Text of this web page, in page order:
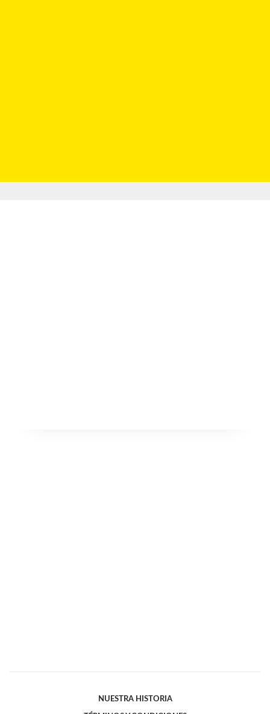
NUESTRA HISTORIA